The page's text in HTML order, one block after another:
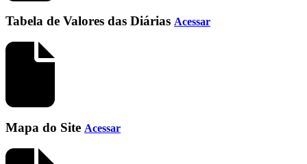
Tabela de Valores das Diárias Acessar
Mapa do Site Acessar